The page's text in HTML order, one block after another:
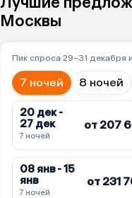
Москвы
Пик спроса 29–31 декабря
7 ночей 8 ночей
20 дек -
27 дек
7 ночей
от 207
08 янв - 15
янв
7 ночей
от 231